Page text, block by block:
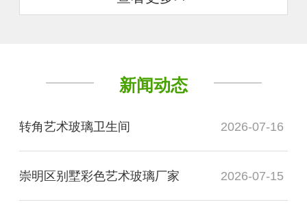
新闻动态
转角艺术玻璃卫生间 2026-07-16
崇明区别墅彩色艺术玻璃厂家 2026-07-15